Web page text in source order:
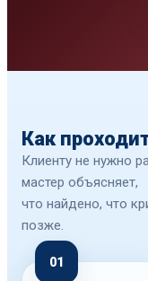
Как
Клиенту не нужно
мастер объясняет,
что найдено, что
позже.
01